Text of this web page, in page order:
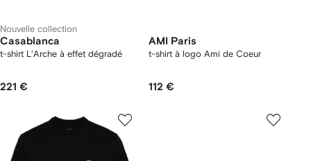
Nouvelle collection
Casablanca
t-shirt L'Arche à effet dégradé
221 €
AMI Paris
t-shirt à logo Ami de Coeur
112 €